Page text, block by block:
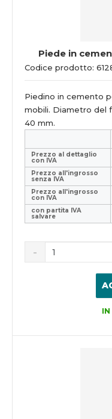
Piede in
Codice prodotto:
Piedino in cemento
mobili. Diametro del
40 mm.
Prezzo al dettaglio
con IVA
Prezzo all'ingrosso
senza IVA
Prezzo all'ingrosso
con IVA
con partita IVA
salvare